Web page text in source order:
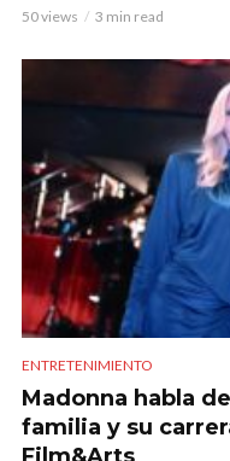
50 views 3 min read
ENTRETENIMIENTO
Madonna habla
familia y su